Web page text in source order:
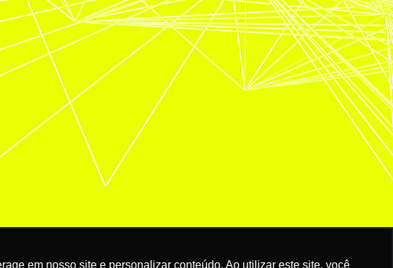
em nosso site e personalizar conteúdo. Ao utilizar este site, você